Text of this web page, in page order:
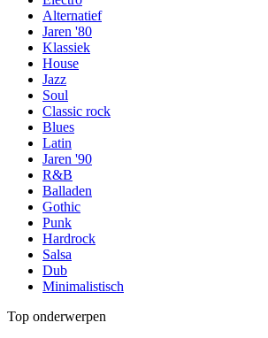
Alternatief
Jaren '80
Klassiek
House
Jazz
Soul
Classic rock
Blues
Latin
Jaren '90
R&B
Balladen
Gothic
Punk
Hardrock
Salsa
Dub
Minimalistisch
Top onderwerpen